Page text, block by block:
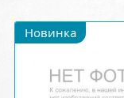
Новинка